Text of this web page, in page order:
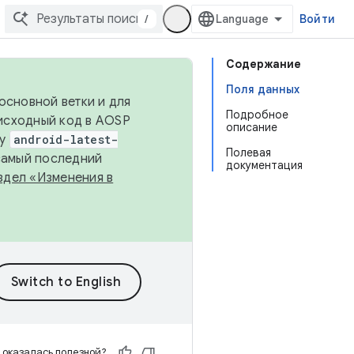
/ Войти
Содержание
Поля данных
Подробное
описание
Полевая
документация
ветки и для
код в AOSP
android-latest-
последний
«Изменения в